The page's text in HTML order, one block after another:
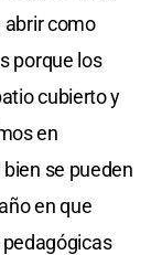
abrir como
porque los
cubierto y
en
se pueden
en que